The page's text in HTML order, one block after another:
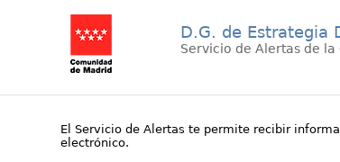
D.G. de Estrategia
Servicio de Alertas de
El Servicio de Alertas te permite recibir
electrónico.